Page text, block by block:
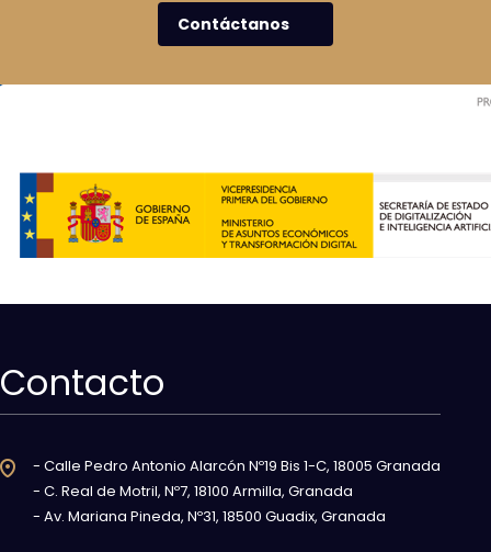
Contáctanos
Contacto
- Calle Pedro Antonio Alarcón Nº19 Bis 1-C, 18005 Granada
- C. Real de Motril, Nº7, 18100 Armilla, Granada
- Av. Mariana Pineda, Nº31, 18500 Guadix, Granada